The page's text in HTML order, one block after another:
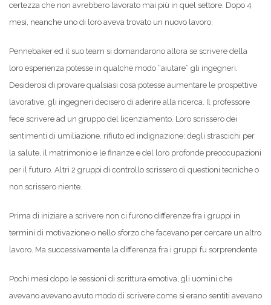
certezza che non avrebbero lavorato mai più in quel settore. Dopo 4
mesi, neanche uno di loro aveva trovato un nuovo lavoro.
Pennebaker ed il suo team si domandarono allora se scrivere della
loro esperienza potesse in qualche modo “aiutare” gli ingegneri.
Desiderosi di provare qualsiasi cosa potesse aumentare le prospettive
lavorative, gli ingegneri decisero di aderire alla ricerca. Il professore
fece scrivere ad un gruppo del licenziamento. Loro scrissero dei
sentimenti di umiliazione, rifiuto ed indignazione; degli strascichi per
la salute, il matrimonio e le finanze e del loro profonde preoccupazioni
per il futuro. Altri 2 gruppi di controllo scrissero di questioni tecniche o
non scrissero niente.
Prima di iniziare a scrivere non ci furono differenze fra i gruppi in
termini di motivazione o nello sforzo che facevano per cercare un altro
lavoro. Ma successivamente la differenza fra i gruppi fu sorprendente.
Pochi mesi dopo le sessioni di scrittura emotiva, gli uomini che
avevano avevano avuto modo di scrivere come si erano sentiti avevano